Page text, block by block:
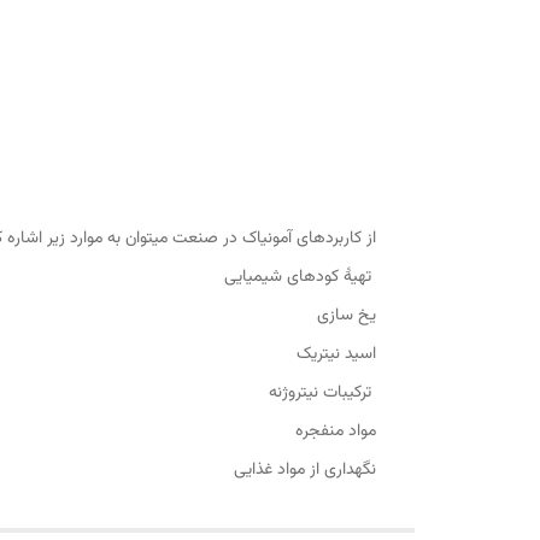
از کاربردهای آمونیاک در صنعت میتوان به موارد زیر اشاره
تهیهٔ کودهای شیمیایی
یخ سازی
اسید نیتریک
ترکیبات نیتروژنه
مواد منفجره
نگهداری از مواد غذایی